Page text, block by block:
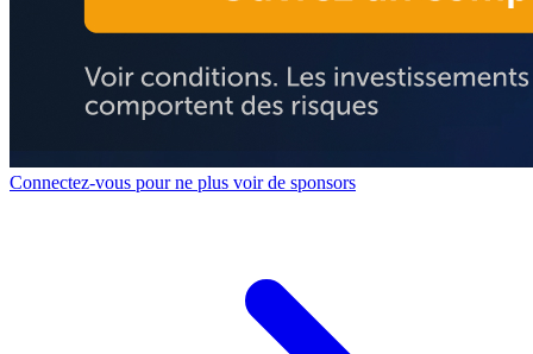
Connectez-vous pour ne plus voir de sponsors